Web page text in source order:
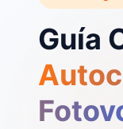
Guía